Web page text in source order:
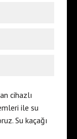
cihazlı
ile su
Su kaçağı